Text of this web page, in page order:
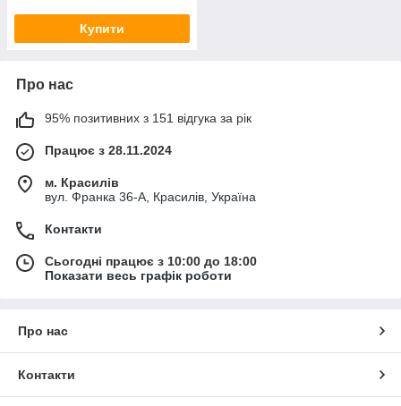
Купити
Про нас
95% позитивних з 151 відгука за рік
Працює з 28.11.2024
м. Красилів
вул. Франка 36-А, Красилів, Україна
Контакти
Сьогодні працює з 10:00 до 18:00
Показати весь графік роботи
Про нас
Контакти